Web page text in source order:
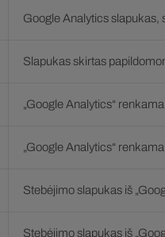
Google Analytics slapukas,
Slapukas skirtas
„Google Analytics“
„Google Analytics“
Stebėjimo slapukas iš
Stebėjimo slapukas iš